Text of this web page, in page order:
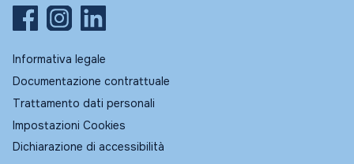
Informativa legale
Documentazione contrattuale
Trattamento dati personali
Impostazioni Cookies
Dichiarazione di accessibilità